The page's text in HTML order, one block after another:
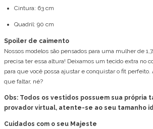
Cintura: 63 cm
Quadril: 90 cm
Spoiler de caimento
Nossos modelos são pensados para uma mulher de
precisa ter essa altura! Deixamos um tecido extra no
para que você possa ajustar e conquistar o fit perfeito.
que faltar, né?
Obs: Todos os vestidos possuem sua própria
provador virtual, atente-se ao seu tamanho
Cuidados com o seu Majeste